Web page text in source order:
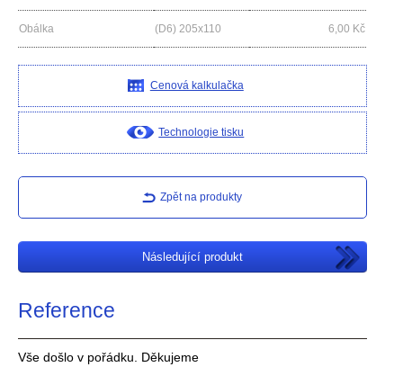
Obálka (D6) 205x110 6,00 Kč
Cenová kalkulačka
Technologie tisku
Zpět na produkty
Následující produkt
Reference
Vše došlo v pořádku. Děkujeme